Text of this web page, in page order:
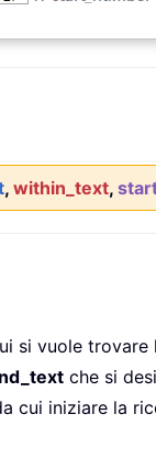
, within_text,
si vuole trovare
che si
cui iniziare la